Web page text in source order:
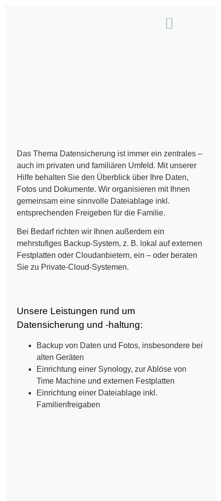
Das Thema Datensicherung ist immer ein zentrales –
auch im privaten und familiären Umfeld. Mit unserer
Hilfe behalten Sie den Überblick über Ihre Daten,
Fotos und Dokumente. Wir organisieren mit Ihnen
gemeinsam eine sinnvolle Dateiablage inkl.
entsprechenden Freigeben für die Familie.
Bei Bedarf richten wir Ihnen außerdem ein
mehrstufiges Backup-System, z. B. lokal auf externen
Festplatten oder Cloudanbietern, ein – oder beraten
Sie zu Private-Cloud-Systemen.
Unsere Leistungen rund um
Datensicherung und -haltung:
Backup von Daten und Fotos, insbesondere bei
alten Geräten
Einrichtung einer Synology, zur Ablöse von
Time Machine und externen Festplatten
Einrichtung einer Dateiablage inkl.
Familienfreigaben